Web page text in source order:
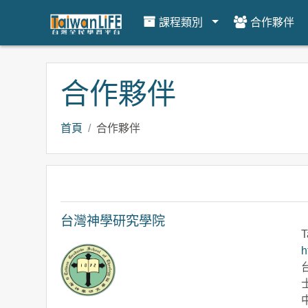
課程類別 合作夥伴
合作夥伴
首頁 合作夥伴
台灣神學研究學院